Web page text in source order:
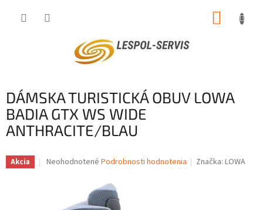
DÁMSKA TURISTICKÁ OBUV LOWA
BADIA GTX WS WIDE
ANTHRACITE/BLAU
Akcia
Priemerné
Neohodnotené Podrobnosti hodnotenia Značka:LOWA